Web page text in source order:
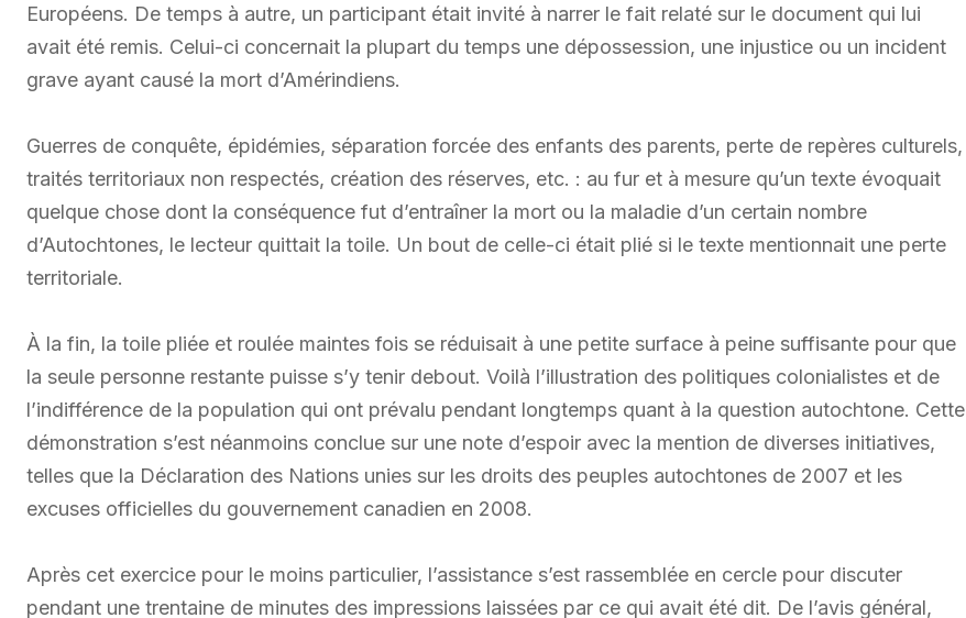
Européens. De temps à autre, un participant était invité à narrer le fait relaté sur le document qui lui
avait été remis. Celui-ci concernait la plupart du temps une dépossession, une injustice ou un incident
grave ayant causé la mort d’Amérindiens.
Guerres de conquête, épidémies, séparation forcée des enfants des parents, perte de repères culturels,
traités territoriaux non respectés, création des réserves, etc. : au fur et à mesure qu’un texte évoquait
quelque chose dont la conséquence fut d’entraîner la mort ou la maladie d’un certain nombre
d’Autochtones, le lecteur quittait la toile. Un bout de celle-ci était plié si le texte mentionnait une perte
territoriale.
À la fin, la toile pliée et roulée maintes fois se réduisait à une petite surface à peine suffisante pour que
la seule personne restante puisse s’y tenir debout. Voilà l’illustration des politiques colonialistes et de
l’indifférence de la population qui ont prévalu pendant longtemps quant à la question autochtone. Cette
démonstration s’est néanmoins conclue sur une note d’espoir avec la mention de diverses initiatives,
telles que la Déclaration des Nations unies sur les droits des peuples autochtones de 2007 et les
excuses officielles du gouvernement canadien en 2008.
Après cet exercice pour le moins particulier, l’assistance s’est rassemblée en cercle pour discuter
pendant une trentaine de minutes des impressions laissées par ce qui avait été dit. De l’avis général,